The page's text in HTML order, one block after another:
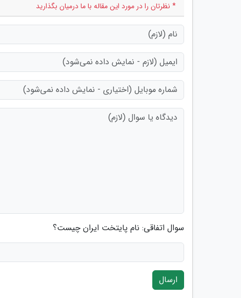
* نظرتان را در مورد این مقاله با ما درمیان بگذارید
سوال اتفاقی: نام پایتخت ایران چیست؟
ارسال